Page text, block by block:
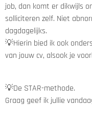
job, dan komt er dikwijls
solliciteren zelf. Niet
dagdagelijks.
💡Hierin bied ik ook
van jouw cv, alsook je
💡De STAR-methode.
Graag geef ik jullie